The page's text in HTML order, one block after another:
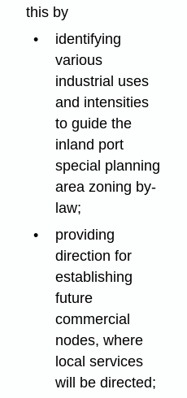
this by
identifying
various
industrial uses
and intensities
to guide the
inland port
special planning
area zoning by-
law;
providing
direction for
establishing
future
commercial
nodes, where
local services
will be directed;